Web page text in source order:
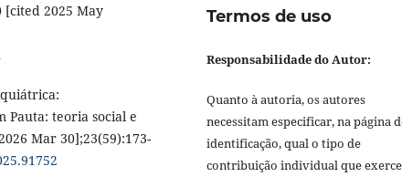
2025 May
Pauta: teoria social e
Mar 30];23(59):173-
Termos de uso
Responsabilidade do Autor:
Quanto à autoria, os autores
necessitam especificar, na página
identificação, qual o tipo de
contribuição individual que